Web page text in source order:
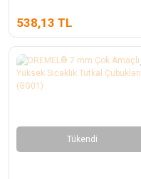
538,13 TL
Tükendi